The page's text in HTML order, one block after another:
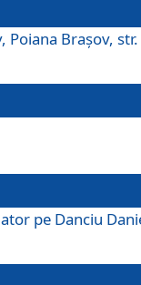
Braşov,
pe Danciu